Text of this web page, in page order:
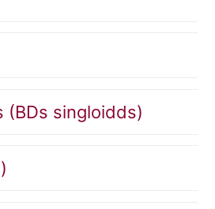
(BDs singloidds)